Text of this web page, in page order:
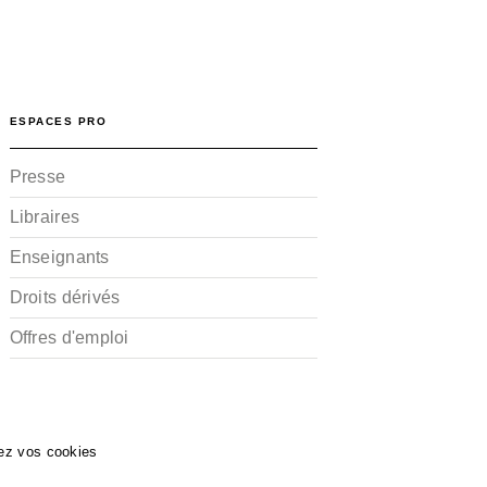
ESPACES PRO
Presse
Libraires
Enseignants
Droits dérivés
Offres d'emploi
vos cookies